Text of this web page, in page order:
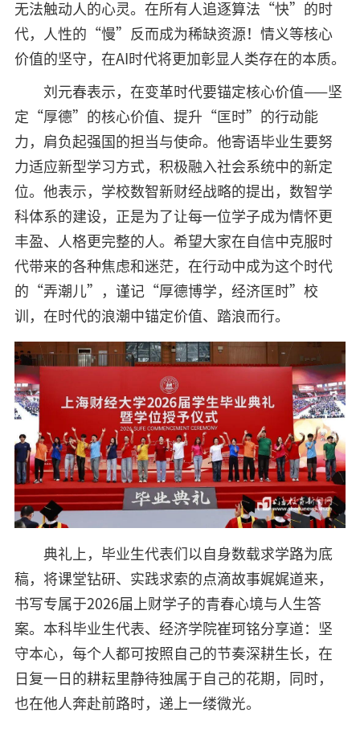
无法触动人的心灵。在所有人追逐算法“快”的时
代，人性的“慢”反而成为稀缺资源！情义等核心
价值的坚守，在AI时代将更加彰显人类存在的本质。
刘元春表示，在变革时代要锚定核心价值——坚
定“厚德”的核心价值、提升“匡时”的行动能
力，肩负起强国的担当与使命。他寄语毕业生要努
力适应新型学习方式，积极融入社会系统中的新定
位。他表示，学校数智新财经战略的提出，数智学
科体系的建设，正是为了让每一位学子成为情怀更
丰盈、人格更完整的人。希望大家在自信中克服时
代带来的各种焦虑和迷茫，在行动中成为这个时代
的“弄潮儿”，谨记“厚德博学，经济匡时”校
训，在时代的浪潮中锚定价值、踏浪而行。
典礼上，毕业生代表们以自身数载求学路为底
稿，将课堂钻研、实践求索的点滴故事娓娓道来，
书写专属于2026届上财学子的青春心境与人生答
案。本科毕业生代表、经济学院崔珂铭分享道：坚
守本心，每个人都可按照自己的节奏深耕生长，在
日复一日的耕耘里静待独属于自己的花期，同时，
也在他人奔赴前路时，递上一缕微光。